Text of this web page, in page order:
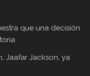
que una decisión
Jaafar Jackson, ya